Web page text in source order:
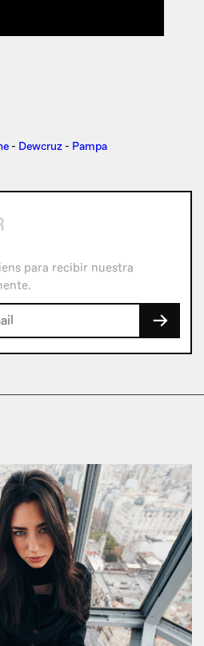
- Dewcruz - Pampa
para recibir nuestra
→